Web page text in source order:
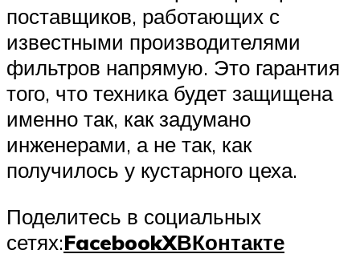
поставщиков, работающих с
известными производителями
фильтров напрямую. Это гарантия
того, что техника будет защищена
именно так, как задумано
инженерами, а не так, как
получилось у кустарного цеха.
Поделитесь в социальных
сетях:FacebookXВКонтакте